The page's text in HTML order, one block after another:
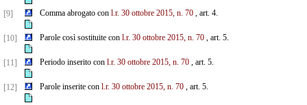
[9] Comma abrogato con l.r. 30 ottobre 2015, n. 70, art. 4.
[10] Parole così sostituite con l.r. 30 ottobre 2015, n. 70, art. 5.
[11] Periodo inserito con l.r. 30 ottobre 2015, n. 70, art. 5.
[12] Parole inserite con l.r. 30 ottobre 2015, n. 70, art. 5.